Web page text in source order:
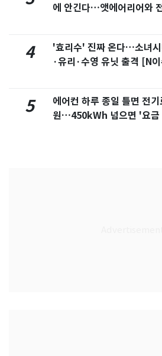
에 안긴다…앳에어리어와
4
'효리수' 진짜 온다…소녀
·유리·수영 유닛 출격 [N
5
에어컨 하루 종일 틀면 전
원…450kWh 넘으면 '요금